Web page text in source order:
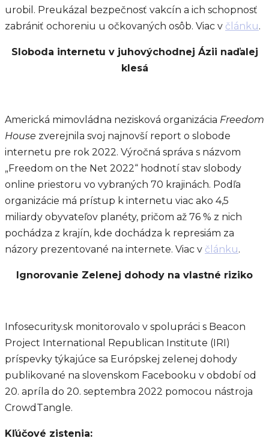
urobil. Preukázal bezpečnosť vakcín a ich schopnosť
zabrániť ochoreniu u očkovaných osôb. Viac v článku.
Sloboda internetu v juhovýchodnej Ázii naďalej
klesá
Americká mimovládna nezisková organizácia Freedom
House zverejnila svoj najnovší report o slobode
internetu pre rok 2022. Výročná správa s názvom
„Freedom on the Net 2022“ hodnotí stav slobody
online priestoru vo vybraných 70 krajinách. Podľa
organizácie má prístup k internetu viac ako 4,5
miliardy obyvateľov planéty, pričom až 76 % z nich
pochádza z krajín, kde dochádza k represiám za
názory prezentované na internete. Viac v článku.
Ignorovanie Zelenej dohody na vlastné riziko
Infosecurity.sk monitorovalo v spolupráci s Beacon
Project International Republican Institute (IRI)
príspevky týkajúce sa Európskej zelenej dohody
publikované na slovenskom Facebooku v období od
20. apríla do 20. septembra 2022 pomocou nástroja
CrowdTangle.
Kľúčové zistenia: